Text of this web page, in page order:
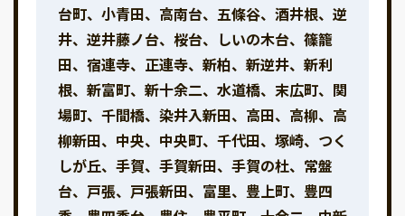
台町、小青田、高南台、五條谷、酒井根、逆
井、逆井藤ノ台、桜台、しいの木台、篠籠
田、宿連寺、正連寺、新柏、新逆井、新利
根、新富町、新十余二、水道橋、末広町、関
場町、千間橋、染井入新田、高田、高柳、高
柳新田、中央、中央町、千代田、塚崎、つく
しが丘、手賀、手賀新田、手賀の杜、常盤
台、戸張、戸張新田、富里、豊上町、豊四